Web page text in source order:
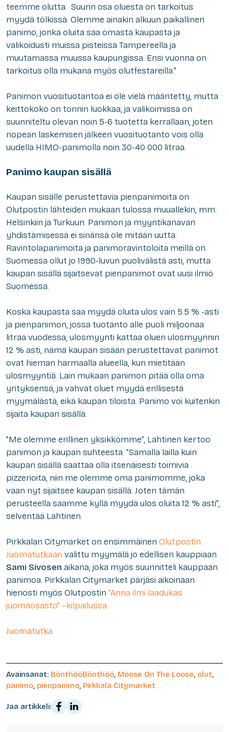
teemme olutta. Suurin osa oluesta on tarkoitus
myydä tölkissä. Olemme ainakin alkuun paikallinen
panimo, jonka oluita saa omasta kaupasta ja
valikoidusti muissa pisteissä Tampereella ja
muutamassa muussa kaupungissa. Ensi vuonna on
tarkoitus olla mukana myös olutfestareilla.”
Panimon vuosituotantoa ei ole vielä määritetty, mutta
keittokoko on tonnin luokkaa, ja valikoimissa on
suunniteltu olevan noin 5-6 tuotetta kerrallaan, joten
nopean laskemisen jälkeen vuosituotanto vois olla
uudella HIMO-panimolla noin 30-40 000 litraa.
Panimo kaupan sisällä
Kaupan sisälle perustettavia pienpanimoita on
Olutpostin lähteiden mukaan tulossa muuallekin, mm.
Helsinkiin ja Turkuun. Panimon ja myyntikanavan
yhdistämisessä ei sinänsä ole mitään uutta.
Ravintolapanimoita ja panimoravintoloita meillä on
Suomessa ollut jo 1990-luvun puolivälistä asti, mutta
kaupan sisällä sijaitsevat pienpanimot ovat uusi ilmiö
Suomessa.
Koska kaupasta saa myydä oluita ulos vain 5.5 % -asti
ja pienpanimon, jossa tuotanto alle puoli miljoonaa
litraa vuodessa, ulosmyynti kattaa oluen ulosmyynnin
12 % asti, nämä kaupan sisään perustettavat panimot
ovat hieman harmaalla alueella, kun mietitään
ulosmyyntiä. Lain mukaan panimon pitää olla oma
yrityksensä, ja vahvat oluet myydä erillisestä
myymälästä, eikä kaupan tiloista. Panimo voi kuitenkin
sijaita kaupan sisällä.
”Me olemme erillinen yksikkömme”, Lahtinen kertoo
panimon ja kaupan suhteesta. ”Samalla lailla kuin
kaupan sisällä saattaa olla itsenäisesti toimivia
pizzerioita, niin me olemme oma panimomme, joka
vaan nyt sijaitsee kaupan sisällä. Joten tämän
perusteella saamme kyllä myydä ulos oluita 12 % asti”,
selventää Lahtinen.
Pirkkalan Citymarket on ensimmäinen Olutpostin
Juomatutkaan valittu myymälä jo edellisen kauppiaan
Sami Sivosen aikana, joka myös suunnitteli kauppaan
panimoa. Pirkkalan Citymarket pärjäsi aikoinaan
hienosti myös Olutpostin ”Anna ilmi laadukas
juomaosasto” –kilpailussa.
Juomatutka
Avainsanat: BönthööBönthöö, Moose On The Loose, olut,
panimo, pienpanimo, Pirkkala Citymarket
Jaa artikkeli: